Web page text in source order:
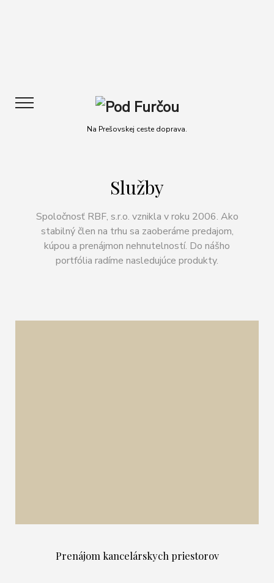
Na Prešovskej ceste doprava.
Služby
Spoločnosť RBF, s.r.o. vznikla v roku 2006. Ako
stabilný člen na trhu sa zaoberáme predajom,
kúpou a prenájmon nehnutelností. Do nášho
portfólia radíme nasledujúce produkty.
Prenájom kancelárskych priestorov